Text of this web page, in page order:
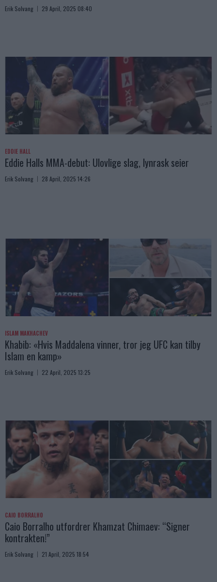
Erik Solvang 29 April, 2025 08:40
EDDIE HALL
Eddie Halls MMA-debut: Ulovlige slag, lynrask seier
Erik Solvang 28 April, 2025 14:26
ISLAM MAKHACHEV
Khabib: «Hvis Maddalena vinner, tror jeg UFC kan tilby
Islam en kamp»
Erik Solvang 22 April, 2025 13:25
CAIO BORRALHO
Caio Borralho utfordrer Khamzat Chimaev: “Signer
kontrakten!”
Erik Solvang 21 April, 2025 18:54